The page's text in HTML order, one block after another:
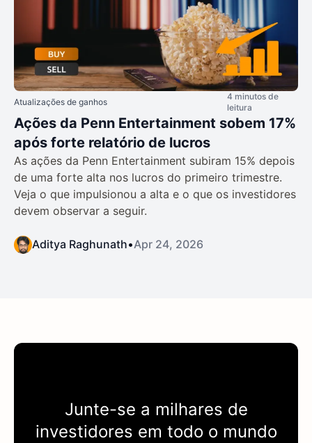
Atualizações de ganhos
4 minutos de
leitura
Ações da Penn Entertainment sobem 17%
após forte relatório de lucros
As ações da Penn Entertainment subiram 15% depois
de uma forte alta nos lucros do primeiro trimestre.
Veja o que impulsionou a alta e o que os investidores
devem observar a seguir.
Aditya Raghunath•Apr 24, 2026
Junte-se a milhares de
investidores em todo o mundo